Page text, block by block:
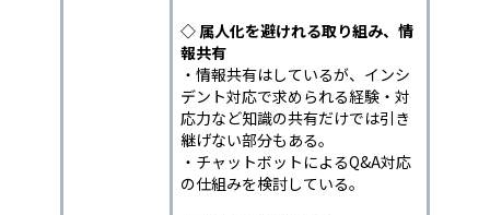
◇ 属人化を避けれる取り組み、情
報共有
・情報共有はしているが、インシ
デント対応で求められる経験・対
応力など知識の共有だけでは引き
継げない部分もある。
・チャットボットによるQ&A対応
の仕組みを検討している。